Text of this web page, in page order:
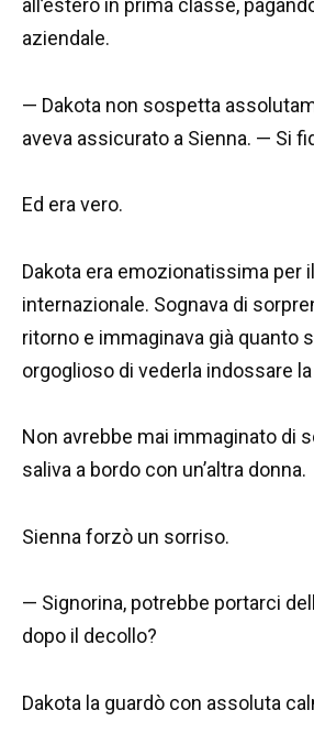
all’estero in prima classe,
aziendale.
— Dakota non sospetta
aveva assicurato a Sienna. — Si
Ed era vero.
Dakota era emozionatissima per
internazionale. Sognava di
ritorno e immaginava già quanto
orgoglioso di vederla indossare
Non avrebbe mai immaginato di
saliva a bordo con un’altra donna.
Sienna forzò un sorriso.
— Signorina, potrebbe portarci
dopo il decollo?
Dakota la guardò con assoluta